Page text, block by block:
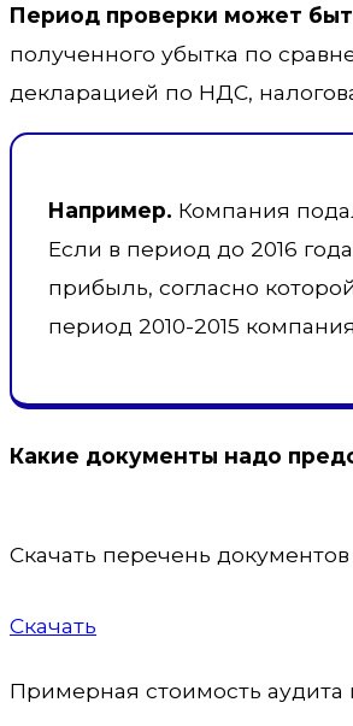
Период проверки может
полученного убытка по
декларацией по НДС,
Например. Компания
Если в период до 2016
прибыль, согласно
период 2010-2015
Какие документы надо
Скачать перечень
Скачать
Примерная стоимость